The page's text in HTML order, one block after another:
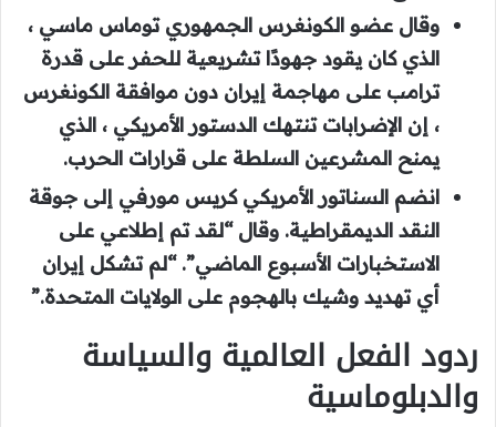
وقال عضو الكونغرس الجمهوري توماس ماسي ،
الذي كان يقود جهودًا تشريعية للحفر على قدرة
ترامب على مهاجمة إيران دون موافقة الكونغرس
، إن الإضرابات تنتهك الدستور الأمريكي ، الذي
يمنح المشرعين السلطة على قرارات الحرب.
انضم السناتور الأمريكي كريس مورفي إلى جوقة
النقد الديمقراطية. وقال “لقد تم إطلاعي على
الاستخبارات الأسبوع الماضي”. “لم تشكل إيران
أي تهديد وشيك بالهجوم على الولايات المتحدة.”
ردود الفعل العالمية والسياسة
والدبلوماسية